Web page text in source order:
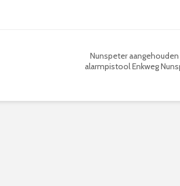
Nunspeter
alarmpistool Enkweg